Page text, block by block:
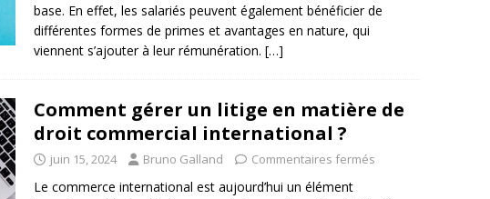
base. En effet, les salariés peuvent également bénéficier de
différentes formes de primes et avantages en nature, qui
viennent s’ajouter à leur rémunération. […]
Comment gérer un litige en matière de
droit commercial international ?
juin 15, 2024 Bruno Galland Commentaires fermés
Le commerce international est aujourd’hui un élément